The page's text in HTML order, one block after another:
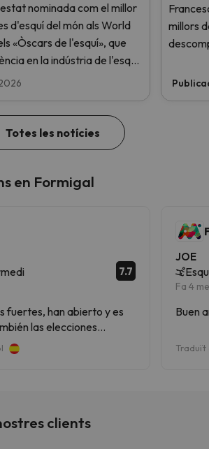
nominada com el millor
d'esquí del món als World
«Òscars de l'esquí», que
en la indústria de l'esquí.
arribar al capdamunt!
millors
Totes les notícies
en Formigal
7.7
fuertes, han abierto y es
las elecciones
favorecieron prolongar
de suerte. Al retornar,
JOE
Fa 4
Buen
Traduït
clients